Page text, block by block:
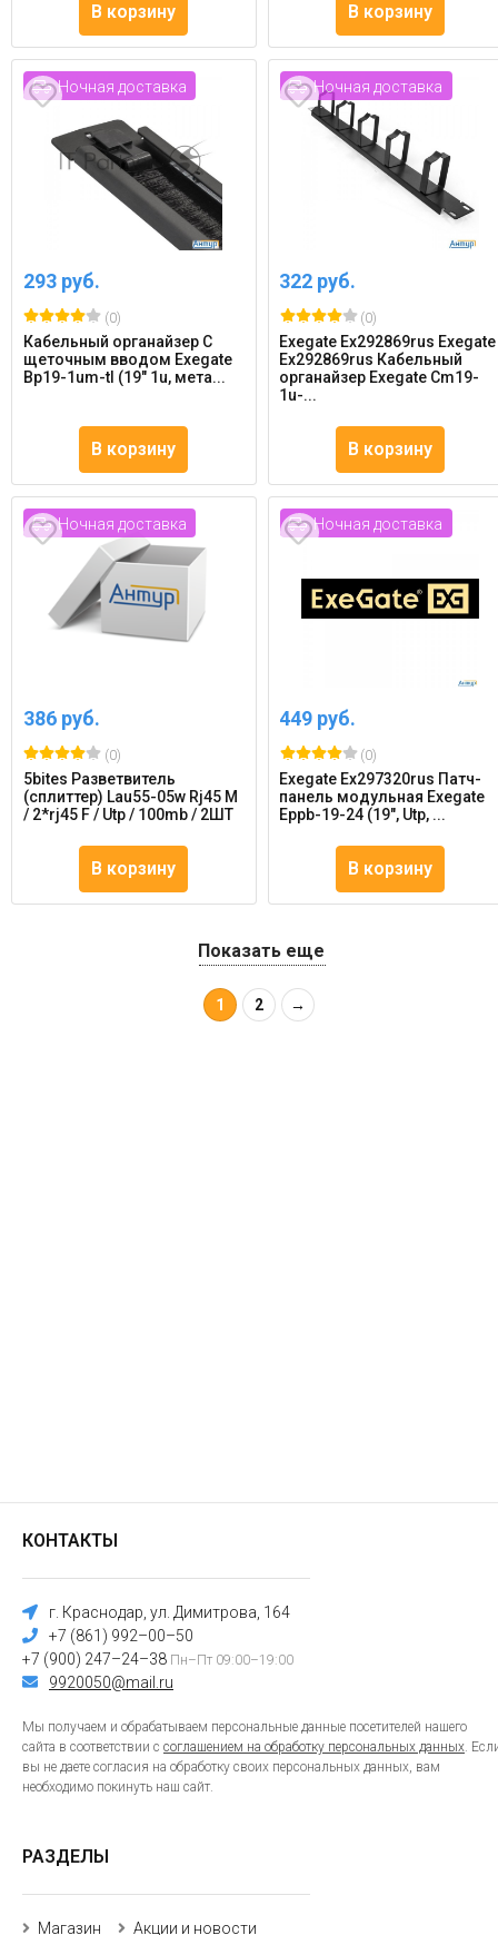
В корзину В корзину
Ночная доставка
293 руб.
(0)
Кабельный органайзер C
щеточным вводом Exegate
Bp19-1um-tl (19" 1u, мета...
В корзину
Ночная доставка
322 руб.
(0)
Exegate Ex292869rus Exegate
Ex292869rus Кабельный
органайзер Exegate Cm19-
1u-...
В корзину
Ночная доставка
386 руб.
(0)
5bites Разветвитель
(сплиттер) Lau55-05w Rj45 M
/ 2*rj45 F / Utp / 100mb / 2ШТ
В корзину
Ночная доставка
449 руб.
(0)
Exegate Ex297320rus Патч-
панель модульная Exegate
Eppb-19-24 (19", Utp, ...
В корзину
Показать еще
1 2 →
КОНТАКТЫ
г. Краснодар, ул. Димитрова, 164
+7 (861) 992–00–50
+7 (900) 247–24–38 Пн–Пт 09:00–19:00
9920050@mail.ru
Мы получаем и обрабатываем персональные данные посетителей нашего
сайта в соответствии с соглашением на обработку персональных данных.
вы не даете согласия на обработку своих персональных данных, вам
необходимо покинуть наш сайт.
РАЗДЕЛЫ
Магазин Акции и новости